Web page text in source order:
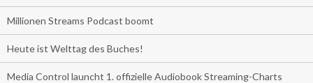
Millionen Streams Podcast boomt
Heute ist Welttag des Buches!
Media Control launcht 1. offizielle Audiobook Streaming-Charts